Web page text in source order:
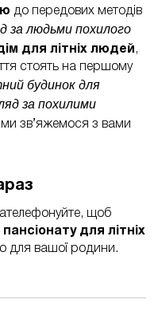
до передових методів
за людьми похилого
для літніх людей ,
стоять на першому
будинок для
за похилими
зв’яжемося з вами
щоб
пансіонату для літніх
для вашої родини.